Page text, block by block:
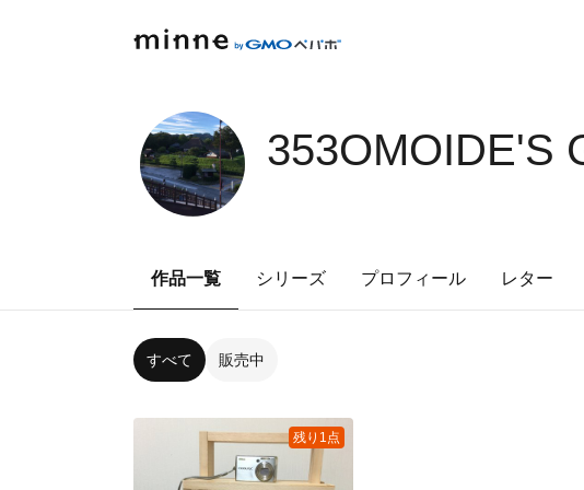
353OMOIDE'S
作品一覧 シリーズ プロフィール レター
すべて 販売中
残り1点